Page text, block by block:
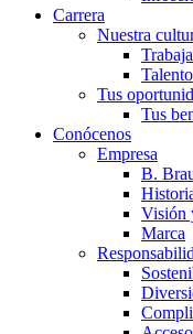
Carrera
Nuestra
Tus
Tus
Conócenos
Empresa
B.
Visión
Marca